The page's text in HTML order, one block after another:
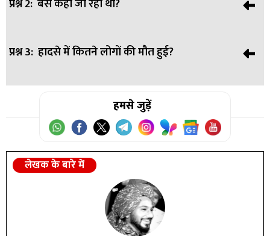
उत्तर: चोटिला-राजकोट राष्ट्रीय राजमार्ग पर सांगानी गांव के पास।
उत्तर: अहमदाबाद से राजकोट की ओर जा रही थी।
प्रश्न 3: हादसे में कितने लोगों की मौत हुई?
चार यात्रियों की मौत और 10 लोग झुलस गए।
हमसे जुड़ें
लेखक के बारे में